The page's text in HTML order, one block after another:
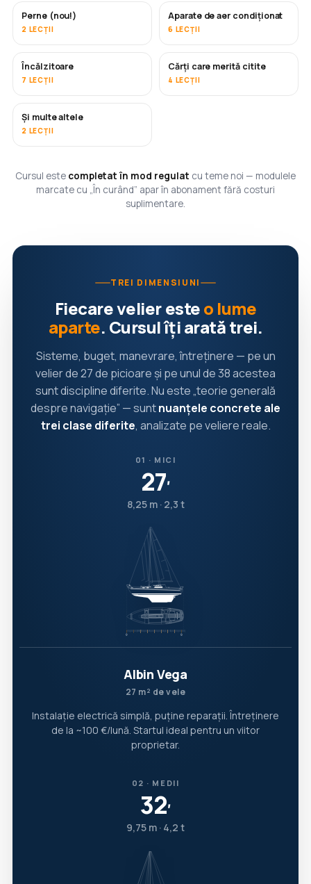
Perne (nou!)
2 LECȚII
ÎN CURÂND
Aparate de aer condiționat
6 LECȚII
ÎN CURÂND
Încălzitoare
7 LECȚII
ÎN CURÂND
Cărți care merită citite
4 LECȚII
ÎN CURÂND
Și multe altele
2 LECȚII
Cursul este completat în mod regulat cu teme noi — modulele
marcate cu „În curând” apar în abonament fără costuri
suplimentare.
TREI DIMENSIUNI
Fiecare velier esteo lume
aparte. Cursul îți arată trei.
Sisteme, buget, manevrare, întreținere — pe un
velier de 27 de picioare și pe unul de 38 acestea
sunt discipline diferite. Nu este „teorie generală
despre navigație” — suntnuanțele concrete ale
trei clase diferite, analizate pe veliere reale.
01 · MICI
27′
8,25 m · 2,3 t
Albin Vega
27 m² de vele
Instalație electrică simplă, puține reparații. Întreținere
de la ~100 €/lună. Startul ideal pentru un viitor
proprietar.
02 · MEDII
32′
9,75 m · 4,2 t